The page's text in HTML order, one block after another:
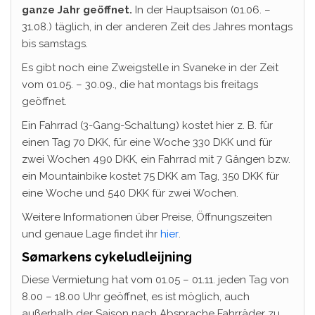
ganze Jahr geöffnet. In der Hauptsaison (01.06. –
31.08.) täglich, in der anderen Zeit des Jahres montags
bis samstags.
Es gibt noch eine Zweigstelle in Svaneke in der Zeit
vom 01.05. – 30.09., die hat montags bis freitags
geöffnet.
Ein Fahrrad (3-Gang-Schaltung) kostet hier z. B. für
einen Tag 70 DKK, für eine Woche 330 DKK und für
zwei Wochen 490 DKK, ein Fahrrad mit 7 Gängen bzw.
ein Mountainbike kostet 75 DKK am Tag, 350 DKK für
eine Woche und 540 DKK für zwei Wochen.
Weitere Informationen über Preise, Öffnungszeiten
und genaue Lage findet ihr hier.
Sømarkens cykeludleijning
Diese Vermietung hat vom 01.05 – 01.11. jeden Tag von
8.00 – 18.00 Uhr geöffnet, es ist möglich, auch